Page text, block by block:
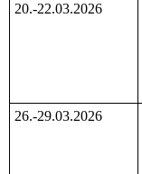
20.-22.03.2026
26.-29.03.2026